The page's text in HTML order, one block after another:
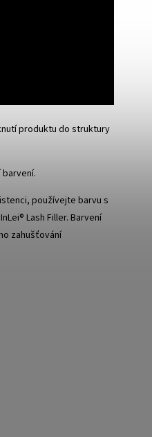
produktu do struktury
používejte barvu s
Lash Filler. Barvení
zahušťování